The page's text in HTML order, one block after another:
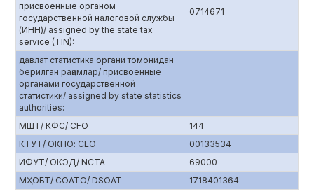
присвоенные органом
государственной налоговой службы
(ИНН)/ assigned by the state tax
service (TIN):
0714671
давлат статистика органи томонидан
берилган рақамлар/ присвоенные
органами государственной
статистики/ assigned by state statistics
authorities:
МШТ/ КФС/ CFO
144
КТУТ/ ОКПО: CEO
00133534
ИФУТ/ ОКЭД/ NCTA
69000
МҲОБТ/ СОАТО/ DSOAT
1718401364